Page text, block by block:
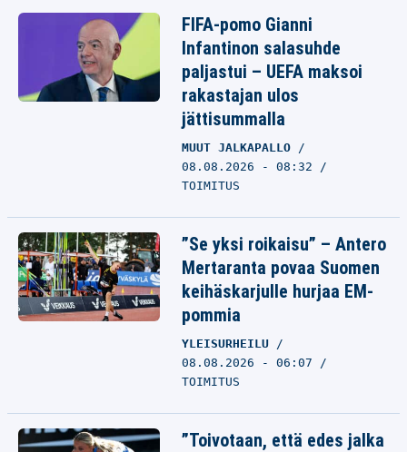
FIFA-pomo Gianni
Infantinon salasuhde
paljastui – UEFA maksoi
rakastajan ulos
jättisummalla
MUUT JALKAPALLO
08.08.2026 - 08:32
TOIMITUS
”Se yksi roikaisu” – Antero
Mertaranta povaa Suomen
keihäskarjulle hurjaa EM-
pommia
YLEISURHEILU
08.08.2026 - 06:07
TOIMITUS
”Toivotaan, että edes jalka